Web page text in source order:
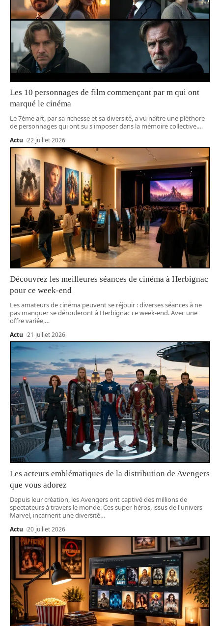
Les 10 personnages de film commençant par m qui ont
marqué le cinéma
Le 7ème art, par sa richesse et sa diversité, a vu naître une pléthore
de personnages qui ont su s'imposer dans la mémoire collective.…
Actu 22 juillet 2026
Découvrez les meilleures séances de cinéma à Herbignac
pour ce week-end
Les amateurs de cinéma peuvent se réjouir : diverses séances à ne
pas manquer se dérouleront à Herbignac ce week-end. Avec une
offre variée,…
Actu 21 juillet 2026
Les acteurs emblématiques de la distribution de Avengers
que vous adorez
Depuis leur création, les Avengers ont captivé des millions de
spectateurs à travers le monde. Ces super-héros, issus de l'univers
Marvel, incarnent une diversité…
Actu 20 juillet 2026